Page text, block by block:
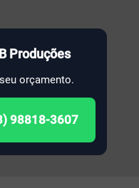
Produções
orçamento.
98818-3607